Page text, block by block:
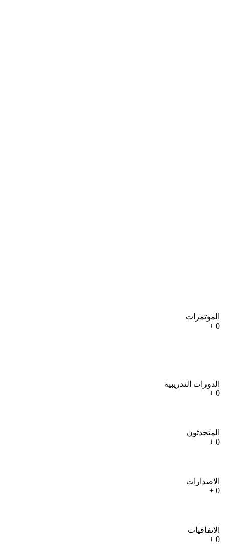
المؤتمرات
+
الدورات التدريبية
+
المتحدثون
+
الاصدارات
+
الاتفاقيات
+